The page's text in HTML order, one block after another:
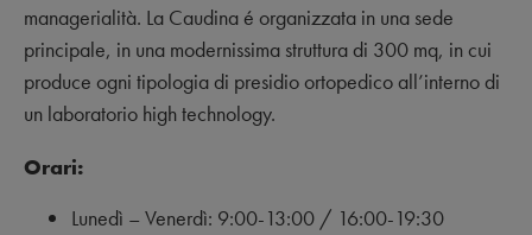
managerialità. La Caudina é organizzata in una sede
principale, in una modernissima struttura di 300 mq, in cui
produce ogni tipologia di presidio ortopedico all’interno di
un laboratorio high technology.
Orari:
Lunedì – Venerdì: 9:00-13:00 / 16:00-19:30